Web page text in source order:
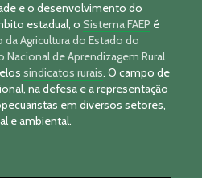
e o desenvolvimento do
estadual, o Sistema FAEP é
da Agricultura do Estado do
Nacional de Aprendizagem Rural
sindicatos rurais. O campo de
na defesa e a representação
em diversos setores,
e ambiental.